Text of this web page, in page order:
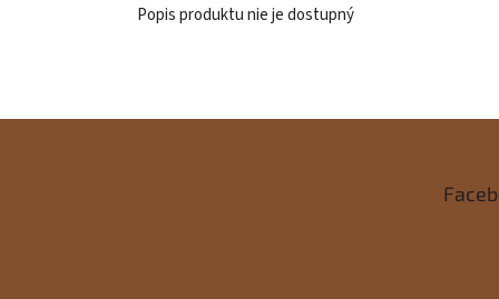
Popis produktu nie je dostupný